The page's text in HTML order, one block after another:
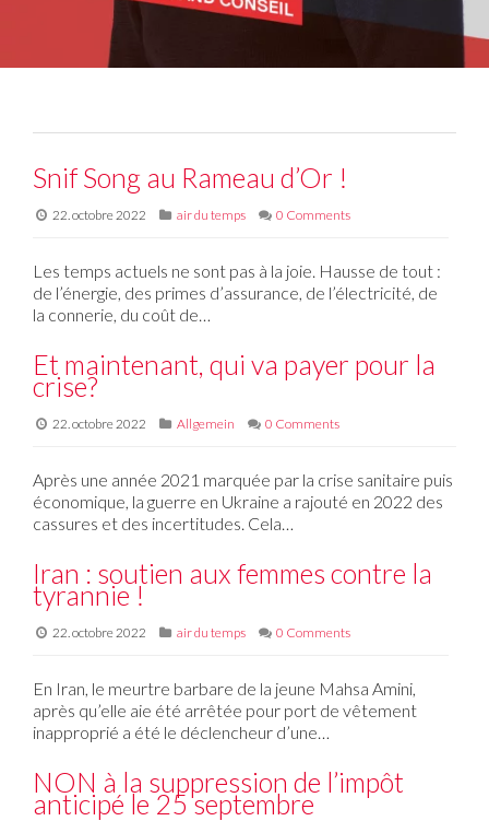
Snif Song au Rameau d’Or !
22. octobre 2022 air du temps 0 Comments
Les temps actuels ne sont pas à la joie. Hausse de tout :
de l’énergie, des primes d’assurance, de l’électricité, de
la connerie, du coût de…
Et maintenant, qui va payer pour la
crise?
22. octobre 2022 Allgemein 0 Comments
Après une année 2021 marquée par la crise sanitaire puis
économique, la guerre en Ukraine a rajouté en 2022 des
cassures et des incertitudes. Cela…
Iran : soutien aux femmes contre la
tyrannie !
22. octobre 2022 air du temps 0 Comments
En Iran, le meurtre barbare de la jeune Mahsa Amini,
après qu’elle aie été arrêtée pour port de vêtement
inapproprié a été le déclencheur d’une…
NON à la suppression de l’impôt
anticipé le 25 septembre